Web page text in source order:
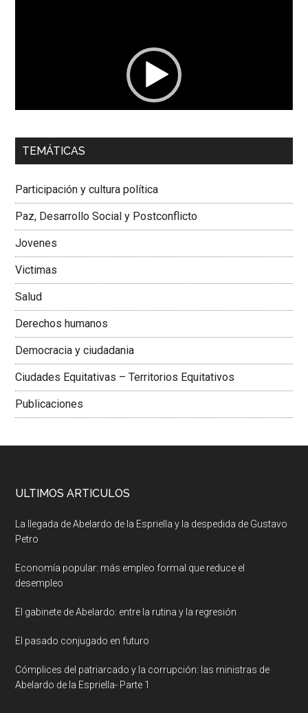
00:00 01:04
Dra. Carolina Corcho Mejía,Presidenta Corporación
Colombiana
TEMÁTICAS
Participación y cultura política
Paz, Desarrollo Social y Postconflicto
Jovenes
Victimas
Salud
Derechos humanos
Democracia y ciudadania
Ciudades Equitativas – Territorios Equitativos
Publicaciones
ULTIMOS ARTICULOS
La llegada de Abelardo de la Espriella y la despedida de Gustavo
Petro
Economía popular: más empleo formal que reduce el
desempleo
El gabinete de Abelardo: entre la rutina y la regresión
El pasado conjugado en futuro
Cómplices del patriarcado y la corrupción: las ministras de
Abelardo de la Espriella- Parte 1